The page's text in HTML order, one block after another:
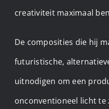
creativiteit maximaal
De composities die hij
futuristische,
uitnodigen om een
onconventioneel licht te